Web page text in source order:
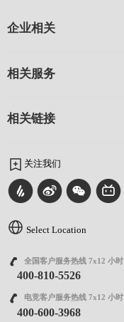
企业相关
相关服务
相关链接
关注我们
Select Location
全国客户服务热线 7x12 小时
400-810-5526
电竞客户服务热线 7x12 小时
400-600-3968